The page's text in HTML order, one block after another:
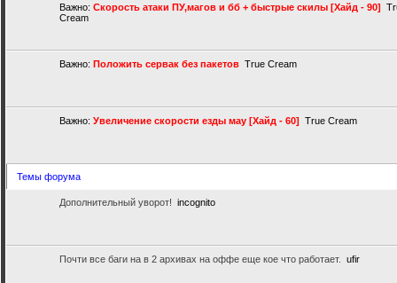
Важно: Скорость aтаки ПУ,магов и бб + быстрые скилы [Хайд - 90]
Cream
Важно: Положить сервак без пакетов True Cream
Важно: Увеличение скорости езды мау [Хайд - 60] True Cream
Темы форума
Дополнительный уворот! incognito
Почти все баги на в 2 архивах на оффе еще кое что работает. ufir